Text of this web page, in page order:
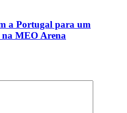
a Portugal para um
na MEO Arena